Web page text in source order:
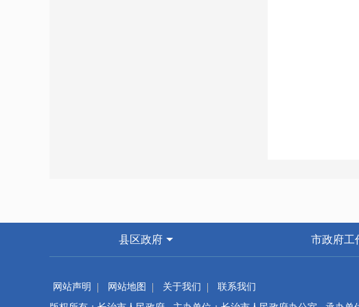
县区政府 市政府工
网站声明 网站地图 关于我们
联系我们